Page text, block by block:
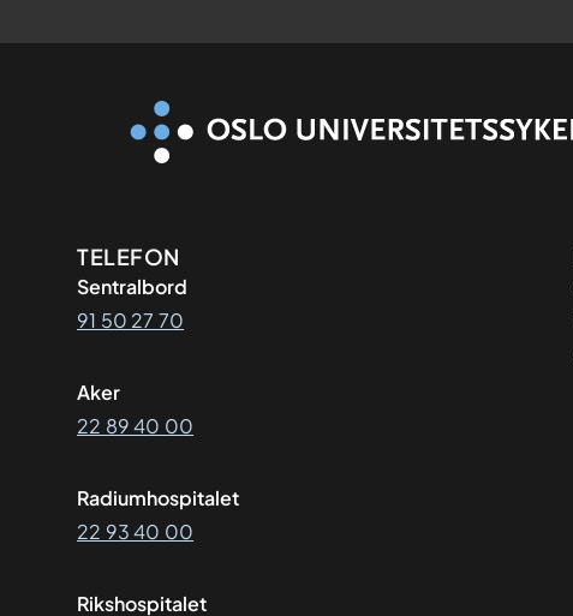
Kontaktinformasjon
TELEFON
Sentralbord
91 50 27 70
Aker
22 89 40 00
Radiumhospitalet
22 93 40 00
Rikshospitalet